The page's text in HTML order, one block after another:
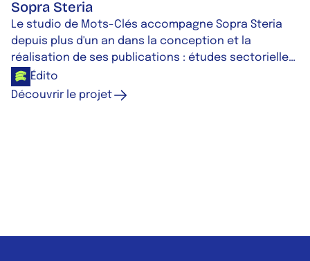
Sopra Steria
Le studio de Mots-Clés accompagne Sopra Steria
depuis plus d'un an dans la conception et la
réalisation de ses publications : études sectorielles,
rapports RSE, motion design, magazine interne et
supports multiformats, avec une approche conseil
Édito
Découvrir le projet